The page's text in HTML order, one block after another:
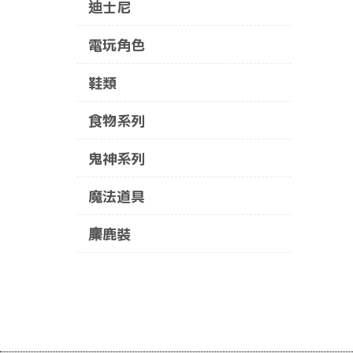
迪士尼
電玩角色
鞋類
食物系列
鬼神系列
魔法道具
麋鹿裝